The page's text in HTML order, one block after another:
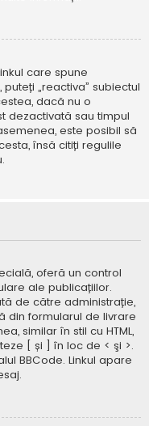
care spune
„reactiva” subiectul
dacă nu o
dezactivată sau timpul
este posibil să
însă citiți regulile
oferă un control
ale publicațiilor.
de către administrație,
din formularul de livrare
similar în stil cu HTML,
[ și ] în loc de < şi >.
BBCode. Linkul apare